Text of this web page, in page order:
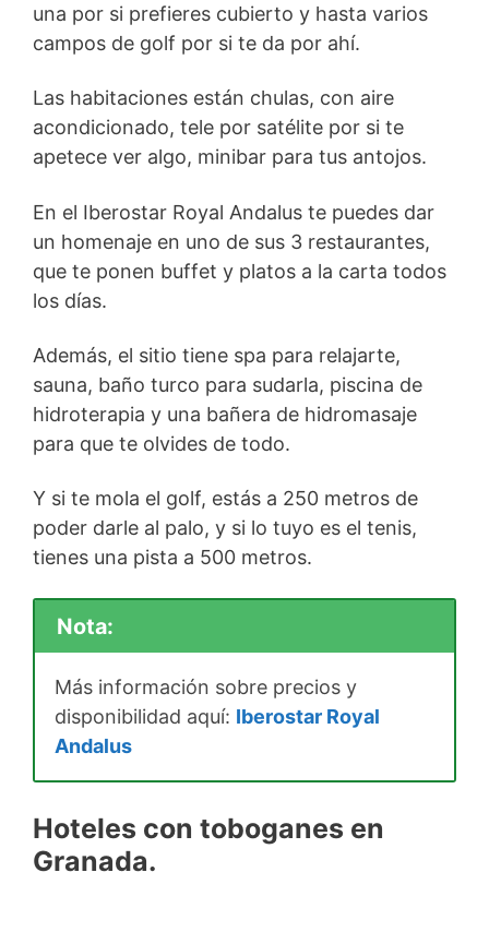
una por si prefieres cubierto y hasta varios
campos de golf por si te da por ahí.
Las habitaciones están chulas, con aire
acondicionado, tele por satélite por si te
apetece ver algo, minibar para tus antojos.
En el Iberostar Royal Andalus te puedes dar
un homenaje en uno de sus 3 restaurantes,
que te ponen buffet y platos a la carta todos
los días.
Además, el sitio tiene spa para relajarte,
sauna, baño turco para sudarla, piscina de
hidroterapia y una bañera de hidromasaje
para que te olvides de todo.
Y si te mola el golf, estás a 250 metros de
poder darle al palo, y si lo tuyo es el tenis,
tienes una pista a 500 metros.
Nota:
Más información sobre precios y
disponibilidad aquí: Iberostar Royal
Andalus
Hoteles con toboganes en
Granada.